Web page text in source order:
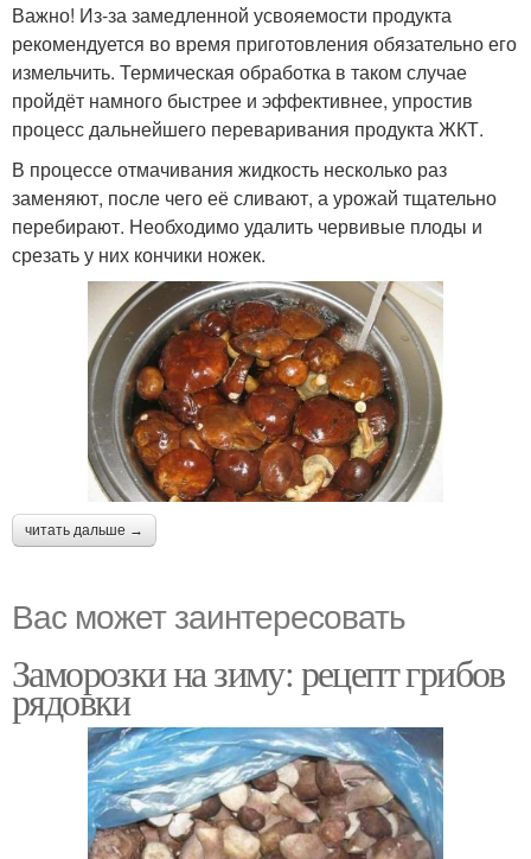
Важно! Из-за замедленной усвояемости продукта
рекомендуется во время приготовления обязательно его
измельчить. Термическая обработка в таком случае
пройдёт намного быстрее и эффективнее, упростив
процесс дальнейшего переваривания продукта ЖКТ.
В процессе отмачивания жидкость несколько раз
заменяют, после чего её сливают, а урожай тщательно
перебирают. Необходимо удалить червивые плоды и
срезать у них кончики ножек.
читать дальше →
Вас может заинтересовать
Заморозки на зиму: рецепт грибов
рядовки